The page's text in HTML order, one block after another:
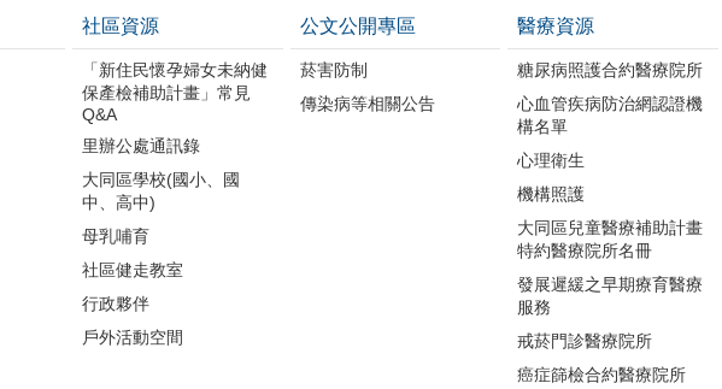
社區資源
「新住民懷孕婦女未納健
保產檢補助計畫」常見
Q&A
里辦公處通訊錄
大同區學校(國小、國
中、高中)
母乳哺育
社區健走教室
行政夥伴
戶外活動空間
公文公開專區
菸害防制
傳染病等相關公告
醫療資源
糖尿病照護合約醫療院所
心血管疾病防治網認證機
構名單
心理衛生
機構照護
大同區兒童醫療補助計畫
特約醫療院所名冊
發展遲緩之早期療育醫療
服務
戒菸門診醫療院所
癌症篩檢合約醫療院所